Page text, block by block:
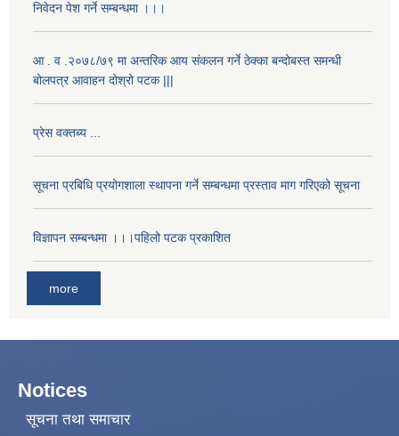
निवेदन पेश गर्ने सम्बन्धमा ।।।
आ . व .२०७८/७९ मा अन्तरिक आय संकलन गर्ने ठेक्का बन्दोबस्त समन्धी
बोलपत्र आवाहन दोश्रो पटक |||
प्रेस वक्तब्य ...
सूचना प्रबिधि प्रयोगशाला स्थापना गर्ने सम्बन्धमा प्रस्ताव माग गरिएको सूचना
विज्ञापन सम्बन्धमा ।।।पहिलो पटक प्रकाशित
more
Notices
सूचना तथा समाचार